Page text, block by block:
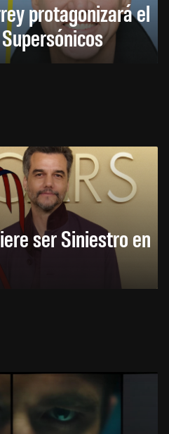
protagonizará el
ser Siniestro en